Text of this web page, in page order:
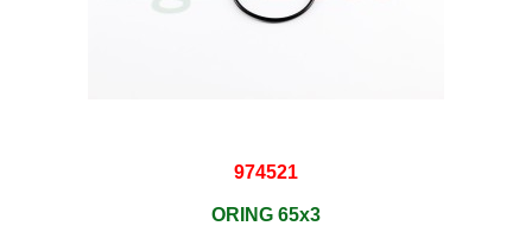
974521
ORING 65x3